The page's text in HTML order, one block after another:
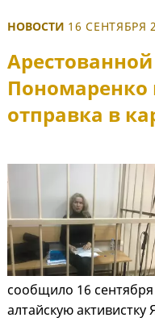
НОВОСТИ 16 СЕНТЯБРЯ
Пономаренко
отправка в
сообщило 16
алтайскую